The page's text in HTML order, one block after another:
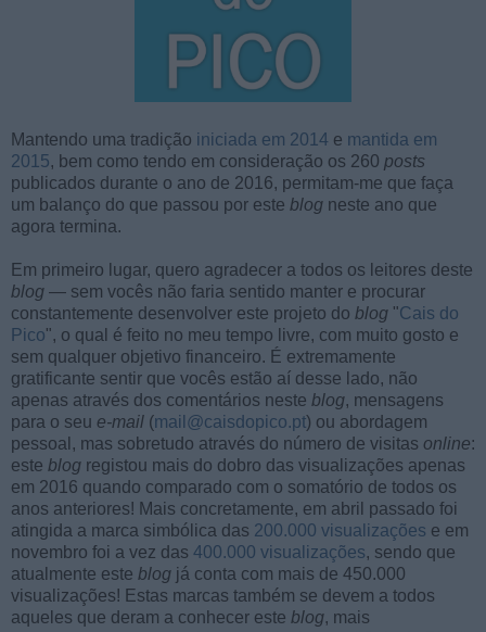
Mantendo uma tradição iniciada em 2014 e mantida em
2015, bem como tendo em consideração os 260 posts
publicados durante o ano de 2016, permitam-me que faça
um balanço do que passou por este blog neste ano que
agora termina.
Em primeiro lugar, quero agradecer a todos os leitores deste
blog — sem vocês não faria sentido manter e procurar
constantemente desenvolver este projeto do blog "Cais do
Pico", o qual é feito no meu tempo livre, com muito gosto e
sem qualquer objetivo financeiro. É extremamente
gratificante sentir que vocês estão aí desse lado, não
apenas através dos comentários neste blog, mensagens
para o seu e-mail (mail@caisdopico.pt) ou abordagem
pessoal, mas sobretudo através do número de visitas online:
este blog registou mais do dobro das visualizações apenas
em 2016 quando comparado com o somatório de todos os
anos anteriores! Mais concretamente, em abril passado foi
atingida a marca simbólica das 200.000 visualizações e em
novembro foi a vez das 400.000 visualizações, sendo que
atualmente este blog já conta com mais de 450.000
visualizações! Estas marcas também se devem a todos
aqueles que deram a conhecer este blog, mais